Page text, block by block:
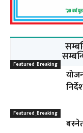
Featured_Breaking
Featured_Breaking